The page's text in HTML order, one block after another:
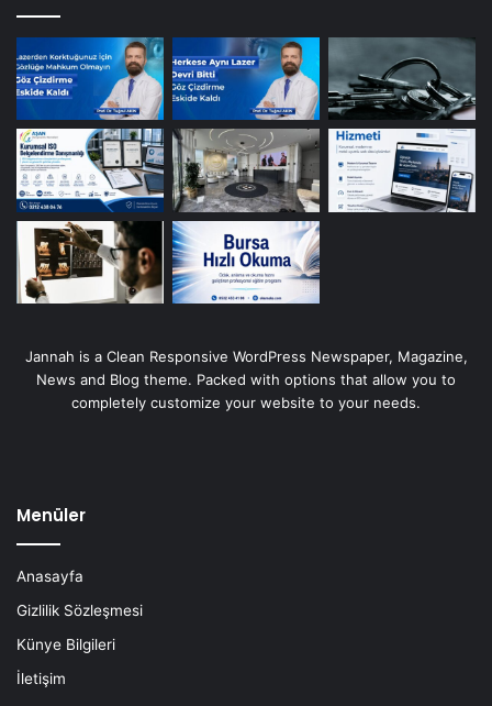
Jannah is a Clean Responsive WordPress Newspaper, Magazine,
News and Blog theme. Packed with options that allow you to
completely customize your website to your needs.
Menüler
Anasayfa
Gizlilik Sözleşmesi
Künye Bilgileri
İletişim